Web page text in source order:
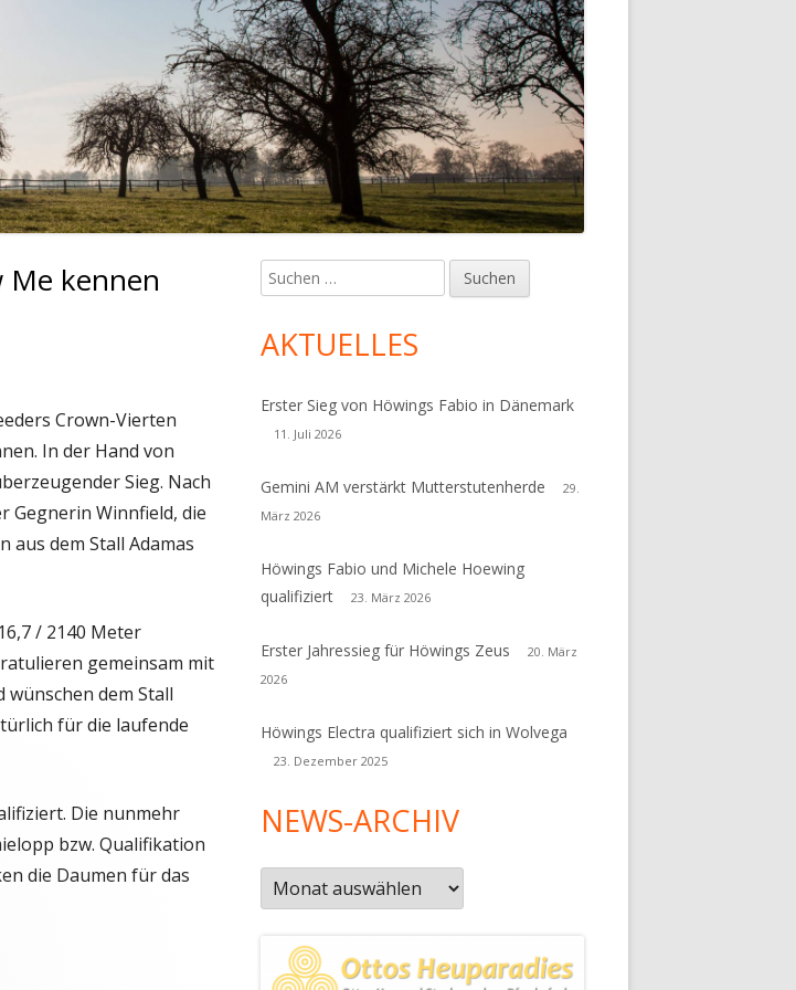
Me kennen
Crown-Vierten
In der Hand von
Sieg. Nach
Gegnerin Winnfield, die
dem Stall Adamas
/ 2140 Meter
gemeinsam mit
dem Stall
für die laufende
Die nunmehr
bzw. Qualifikation
die Daumen für das
Haupt-
Seitenleiste
Suchen
nach:
AKTUELLES
Erster Sieg von Höwings Fabio in Dänemark
11. Juli 2026
Gemini AM verstärkt Mutterstutenherde
29.
März 2026
Höwings Fabio und Michele Hoewing
qualifiziert
23. März 2026
Erster Jahressieg für Höwings Zeus
20. März
2026
Höwings Electra qualifiziert sich in Wolvega
23. Dezember 2025
NEWS-ARCHIV
News-
Archiv